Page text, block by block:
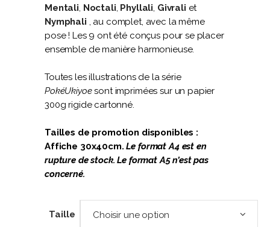
Mentali, Noctali, Phyllali, Givrali et
Nymphali , au complet, avec la même
pose ! Les 9 ont été conçus pour se placer
ensemble de manière harmonieuse.
Toutes les illustrations de la série
PokéUkiyoesont imprimées sur un papier
300g rigide cartonné.
Tailles de promotion disponibles :
Affiche 30x40cm.Le format A4 est en
rupture de stock. Le format A5 n’est pas
concerné.
Taille Choisir une option